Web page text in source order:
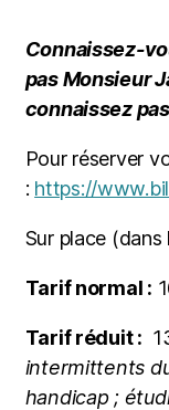
Connaissez-
pas Monsieur
connaissez
Pour réserver
: https://
Sur place
Tarif normal :
Tarif réduit :
intermittents
handicap ;